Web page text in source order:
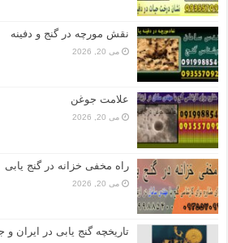
نقش مورچه در گنج و دفینه
می 20, 2026
علامت جوغن
می 20, 2026
راه مخفی خزانه در گنج یابی
می 20, 2026
تاریخچه گنج‌ یابی در ایران و